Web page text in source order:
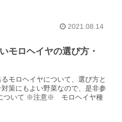
2021.08.14
モロヘイヤの選び方・
モロヘイヤについて、選び方と
策にもよい野菜なので、是非参
ついて ※注意※ モロヘイヤ種